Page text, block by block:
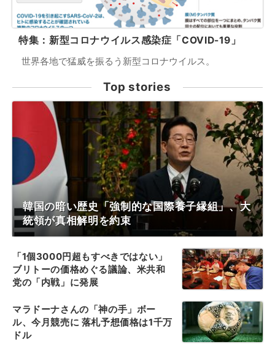
特集：新型コロナウイルス感染症「COVID-19」
世界各地で猛威を振るう新型コロナウイルス。
Top stories
韓国の暗い歴史「強制的な国際養子縁組」、大
統領が真相解明を約束
「1個3000円超もすべきではない」
ブリトーの価格めぐる議論、米共和
党の「内戦」に発展
マラドーナさんの「神の手」ボー
ル、今月競売に 落札予想価格は1千万
ドル